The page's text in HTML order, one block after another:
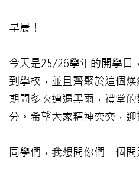
早晨！
今天是25/26學年的開學日
到學校，並且齊聚於這個
期間多次遭遇黑雨，禮堂
分。希望大家精神奕奕，迎
同學們，我想問你們一個